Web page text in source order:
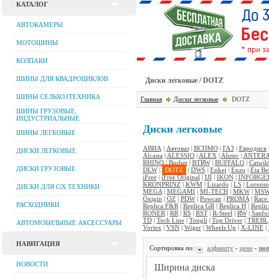
КАТАЛОГ
АВТОКАМЕРЫ
МОТОШИНЫ
КОЛПАКИ
ШИНЫ ДЛЯ КВАДРОЦИКЛОВ
ШИНЫ СЕЛЬХОЗТЕХНИКА
ШИНЫ ГРУЗОВЫЕ,
ИНДУСТРИАЛЬНЫЕ
ШИНЫ ЛЕГКОВЫЕ
ДИСКИ ЛЕГКОВЫЕ
ДИСКИ ГРУЗОВЫЕ
ДИСКИ ДЛЯ C|Х ТЕХНИКИ
РАСХОДНИКИ
АВТОМОБИЛЬНЫЕ АКСЕССУАРЫ
НАВИГАЦИЯ
НОВОСТИ
Диски легковые / DOTZ
Главная Диски легковые DOTZ
Диски легковые
АВИА | Автоваз| ВСПМО| ГАЗ | Евродиск
Alcasta | ALESSIO| ALEX | Alutec| ANTERA
RHINO| Borbet| BTRW| BUFFALO|
DLW| DOTZ | DWS| Enkei | Enzo | Eta
iFree| iFree Original | IJI | IKON|
KRONPRINZ | KWM| Lizardo | LS| Lorenso
MEGA| MEGAMI | MI-TECH| MKW|
Oxigin | OZ | PDW| Powcan | PROMA|
Replica F&R | Replica GR | Replica H|
RONER | RR | RS| RST| R-Steel | RW|
TD| Tech Line| Tongli | Top Driver| TREBL
Vortex | VSN| Wiger| Wheels Up | X-LINE|
Сортировка по: алфавиту- цене-